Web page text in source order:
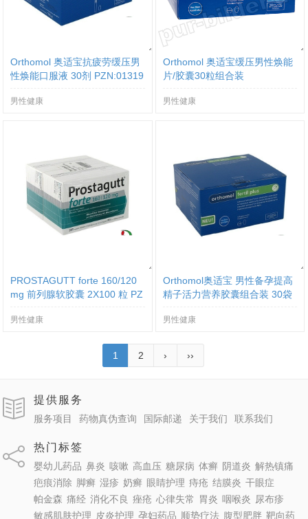
Orthomol 奥适宝抗疲劳缓压男
性焕能口服液 30剂 PZN:01319
男性健康
Orthomol 奥适宝缓压男性焕能
片/胶囊30粒组合装
男性健康
PROSTAGUTT forte 160/120
mg 前列腺软胶囊 2X100 粒 PZ
男性健康
Orthomol奥适宝 男性备孕提高
精子活力营养胶囊组合装 30袋
男性健康
1 2 › ››
提供服务
服务项目 药物真伪查询 国际邮递 关于我们 联系我们
热门标签
婴幼儿药品 鼻炎 咳嗽 高血压 糖尿病 体癣 阴道炎 解热镇痛
疤痕消除 脚癣 湿疹 奶癣 眼睛护理 痔疮 结膜炎 干眼症
帕金森 痛经 消化不良 痤疮 心律失常 胃炎 咽喉炎 尿布疹
敏感肌肤护理 皮炎护理 孕妇药品 顺势疗法 腹型肥胖 靶向药